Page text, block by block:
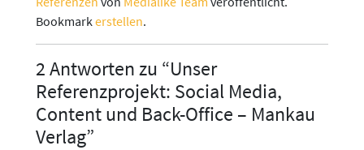
Bookmarkerstellen.
2 Antworten zu “Unser
Referenzprojekt: Social Media,
Content und Back-Office – Mankau
Verlag”